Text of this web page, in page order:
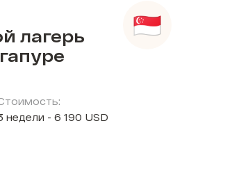
лагерь
недели - 6 190 USD